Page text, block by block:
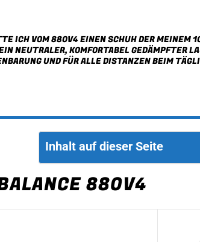
ICH VOM 880V4 EINEN SCHUH DER MEINEM
NEUTRALER, KOMFORTABEL GEDÄMPFTER
UND FÜR ALLE DISTANZEN BEIM
Inhalt auf dieser Seite
880V4